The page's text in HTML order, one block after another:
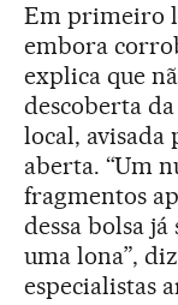
Em primeiro
embora
explica que
descoberta
local, avisada
aberta. “Um
fragmentos
dessa bolsa
uma lona”,
especialistas